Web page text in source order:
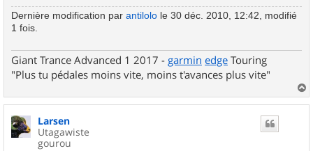
Dernière modification par antilolo le 30 déc. 2010, 12:42, modifié
1 fois.
Giant Trance Advanced 1 2017 - garmin edge Touring
"Plus tu pédales moins vite, moins t'avances plus vite"
a
Larsen
Utagawiste
gourou